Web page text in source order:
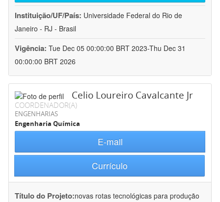
Instituição/UF/País: Universidade Federal do Rio de
Janeiro - RJ - Brasil
Vigência: Tue Dec 05 00:00:00 BRT 2023-Thu Dec 31
00:00:00 BRT 2026
Celio Loureiro Cavalcante Jr
COORDENADOR(A)
ENGENHARIAS
Engenharia Química
E-mail
Currículo
Título do Projeto:novas rotas tecnológicas para produção